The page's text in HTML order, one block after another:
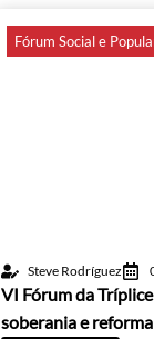
Fórum Social e
Steve Rodríguez
VI Fórum da
soberania e